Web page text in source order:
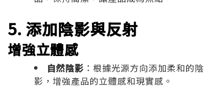
5. 添加陰影與反射
增強立體感
自然陰影 ：根據光源方向添加柔和的陰
影，增強產品的立體感和現實感。